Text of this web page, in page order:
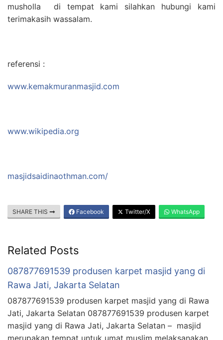
musholla di tempat kami silahkan hubungi kami
terimakasih wassalam.
referensi :
www.kemakmuranmasjid.com
www.wikipedia.org
masjidsaidinaothman.com/
SHARE THIS Facebook Twitter/X WhatsApp
Related Posts
087877691539 produsen karpet masjid yang di
Rawa Jati, Jakarta Selatan
087877691539 produsen karpet masjid yang di Rawa
Jati, Jakarta Selatan 087877691539 produsen karpet
masjid yang di Rawa Jati, Jakarta Selatan – masjid
merupakan tempat untuk umat muslim melaksanakan